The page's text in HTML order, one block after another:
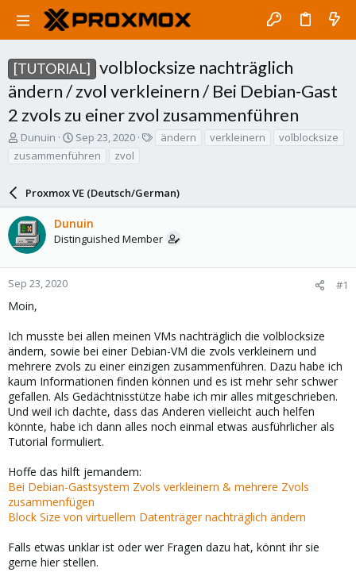
[TUTORIAL]
volblocksize nachträglich
ändern / zvol verkleinern / Bei Debian-Gast
2 zvols zu einer zvol zusammenführen
T
r
d
s
t
a
r
t
e
r
Dunuin
S
t
a
t
d
a
t
Sep 23, 2020 ändern verkleinern
volblocksize
zusammenführen
zvol
Proxmox VE (Deutsch/German)
Dunuin
Distinguished Member
Sep 23, 2020 #1
Moin,
Ich musste bei allen meinen VMs nachträglich die volblocksize
ändern, sowie bei einer Debian-VM die zvols verkleinern und
mehrere zvols zu einer einzigen zusammenführen. Dazu habe ich
kaum Informationen finden können und es ist mehr sehr schwer
gefallen. Als Gedächtnisstütze habe ich mir alles mitgeschrieben.
Und weil ich dachte, dass das Anderen vielleicht auch helfen
könnte, habe ich dann alles noch einmal etwas ausführlicher als
Tutorial formuliert.
Hoffe das hilft jemandem:
Bei Debian-Gastsystem Zvols verkleinern & mehrere Zvols
zusammenfügen
Block Size von virtuellem Datenträger nachträglich ändern
Falls etwas unklar ist oder wer Fragen dazu hat, könnt ihr sie
gerne hier stellen.